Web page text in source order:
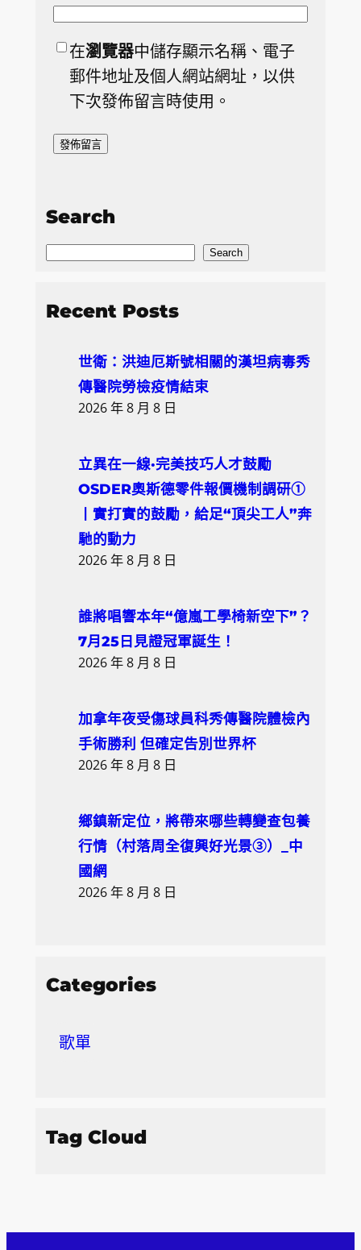
在瀏覽器中儲存顯示名稱、電子
郵件地址及個人網站網址，以供
下次發佈留言時使用。
Search
S
a
Search
Recent Posts
世衛：洪迪厄斯號相關的漢坦病毒秀
傳醫院勞檢疫情結束
2026 年 8 月 8 日
立異在一線·完美技巧人才鼓勵
OSDER奧斯德零件報價機制調研①
丨實打實的鼓勵，給足“頂尖工人”奔
馳的動力
2026 年 8 月 8 日
誰將唱響本年“億嵐工學椅新空下”？
7月25日見證冠軍誕生！
2026 年 8 月 8 日
加拿年夜受傷球員科秀傳醫院體檢內
手術勝利 但確定告別世界杯
2026 年 8 月 8 日
鄉鎮新定位，將帶來哪些轉變查包養
行情（村落周全復興好光景③）_中
國網
2026 年 8 月 8 日
Categories
歌單
Tag Cloud